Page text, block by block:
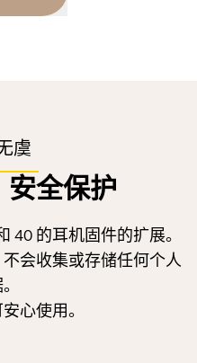
/健康状态具有很大的影
量会对通话体验产生负面
长 27%。2
面引领行业，电话另一
噪音。因此，在大多数
，您仍然可以放心地享
噪音低于 55 分贝，电话
通话质量受到影响。
虞
安全保护
40 的耳机固件的扩展。
会收集或存储任何个人
心使用。